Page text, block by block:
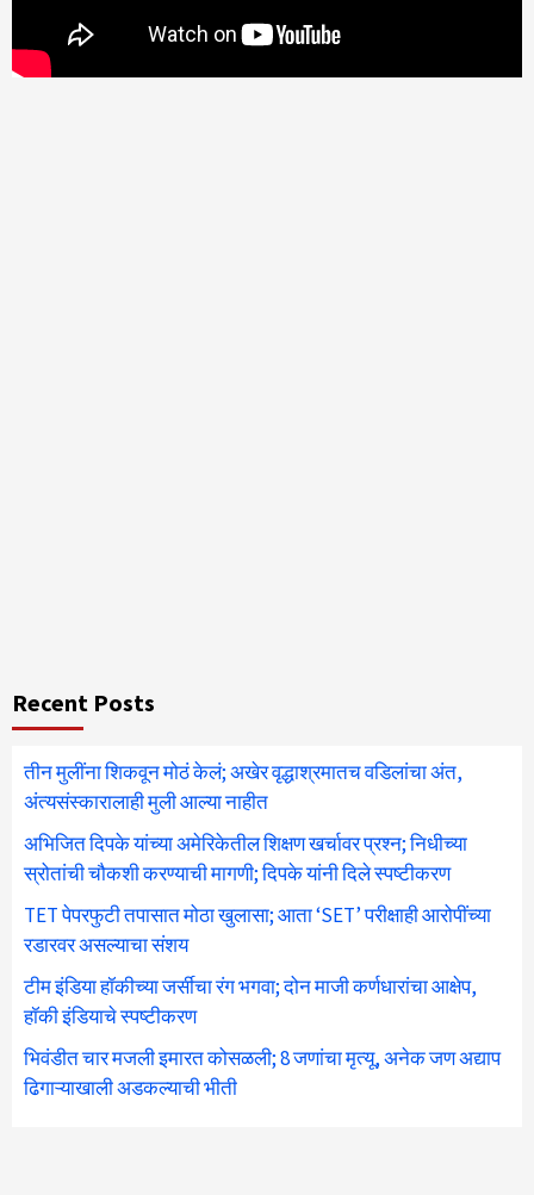
Recent Posts
तीन मुलींना शिकवून मोठं केलं; अखेर वृद्धाश्रमातच वडिलांचा अंत,
अंत्यसंस्कारालाही मुली आल्या नाहीत
अभिजित दिपके यांच्या अमेरिकेतील शिक्षण खर्चावर प्रश्न; निधीच्या
स्रोतांची चौकशी करण्याची मागणी; दिपके यांनी दिले स्पष्टीकरण
TET पेपरफुटी तपासात मोठा खुलासा; आता ‘SET’ परीक्षाही आरोपींच्या
रडारवर असल्याचा संशय
टीम इंडिया हॉकीच्या जर्सीचा रंग भगवा; दोन माजी कर्णधारांचा आक्षेप,
हॉकी इंडियाचे स्पष्टीकरण
भिवंडीत चार मजली इमारत कोसळली; 8 जणांचा मृत्यू, अनेक जण अद्याप
ढिगाऱ्याखाली अडकल्याची भीती